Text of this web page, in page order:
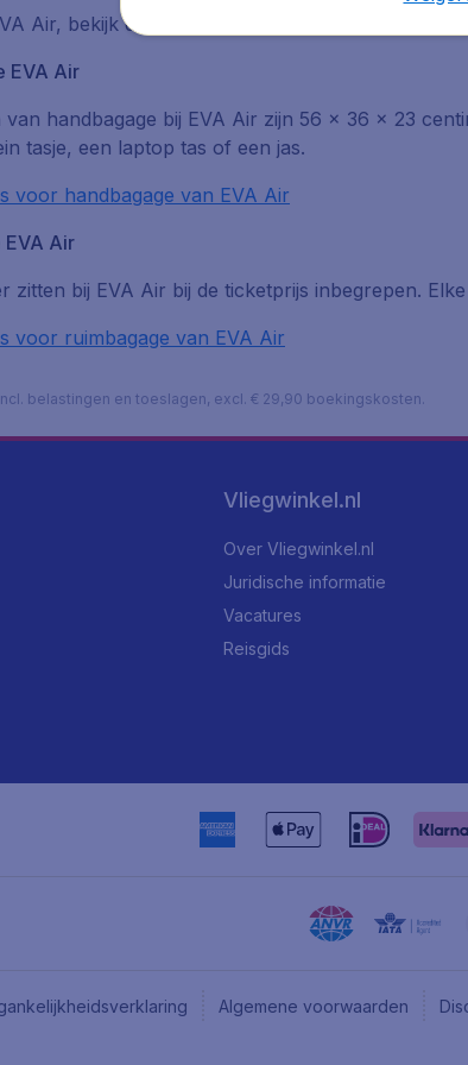
Air, bekijk dan voordat je vertrekt de
EVA Air
van handbagage bij EVA Air zijn 56 x 36 x 23
tasje, een laptop tas of een jas.
voor handbagage van EVA Air
Air
zitten bij EVA Air bij de ticketprijs inbegrepen.
voor ruimbagage van EVA Air
belastingen en toeslagen, excl. € 29,90 boekingskosten.
Vliegwinkel.nl
Over Vliegwinkel.nl
Juridische informatie
Vacatures
Reisgids
Algemene voorwaarden